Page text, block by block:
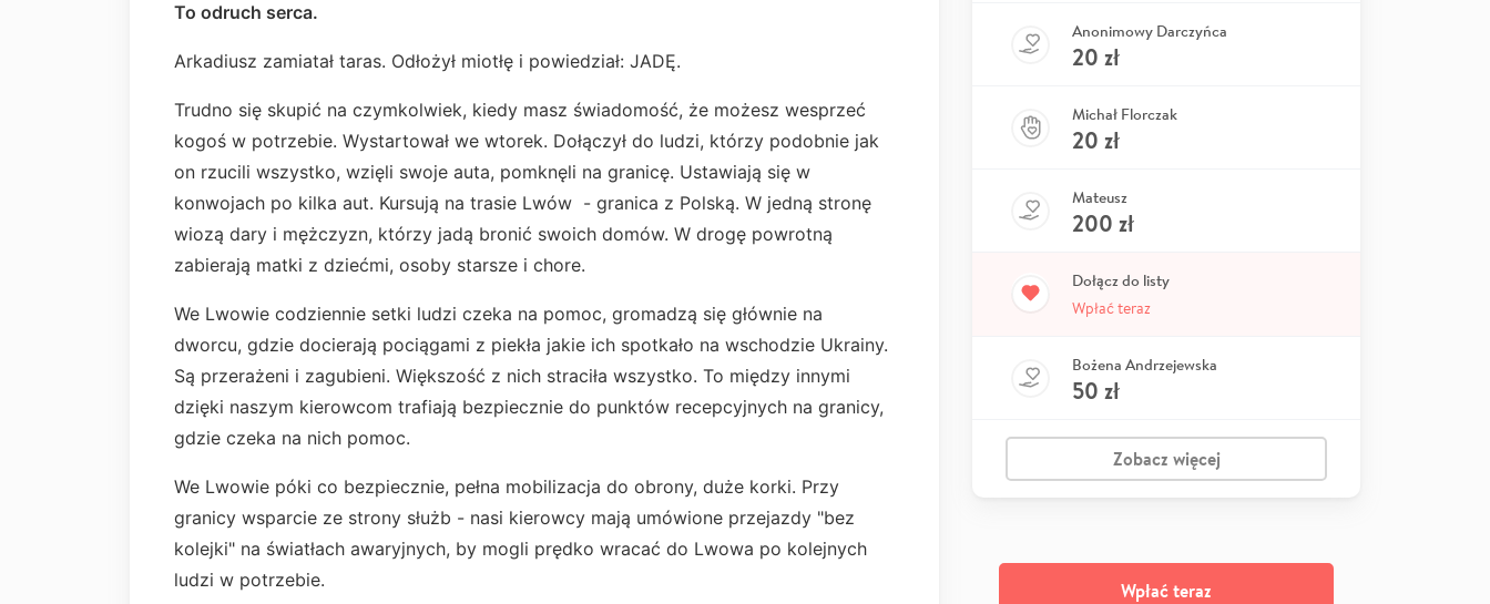
To odruch serca.
Arkadiusz zamiatał taras. Odłożył miotłę i powiedział: JADĘ.
Trudno się skupić na czymkolwiek, kiedy masz świadomość, że możesz wesprzeć
kogoś w potrzebie. Wystartował we wtorek. Dołączył do ludzi, którzy podobnie jak
on rzucili wszystko, wzięli swoje auta, pomknęli na granicę. Ustawiają się w
konwojach po kilka aut. Kursują na trasie Lwów - granica z Polską. W jedną stronę
wiozą dary i mężczyzn, którzy jadą bronić swoich domów. W drogę powrotną
zabierają matki z dziećmi, osoby starsze i chore.
We Lwowie codziennie setki ludzi czeka na pomoc, gromadzą się głównie na
dworcu, gdzie docierają pociągami z piekła jakie ich spotkało na wschodzie Ukrainy.
Są przerażeni i zagubieni. Większość z nich straciła wszystko. To między innymi
dzięki naszym kierowcom trafiają bezpiecznie do punktów recepcyjnych na granicy,
gdzie czeka na nich pomoc.
We Lwowie póki co bezpiecznie, pełna mobilizacja do obrony, duże korki. Przy
granicy wsparcie ze strony służb - nasi kierowcy mają umówione przejazdy "bez
kolejki" na światłach awaryjnych, by mogli prędko wracać do Lwowa po kolejnych
ludzi w potrzebie.
Anonimowy Darczyńca
20 zł
Michał Florczak
20 zł
Mateusz
200 zł
Dołącz do listy
Wpłać teraz
Bożena Andrzejewska
50 zł
Zobacz więcej
Wpłać teraz